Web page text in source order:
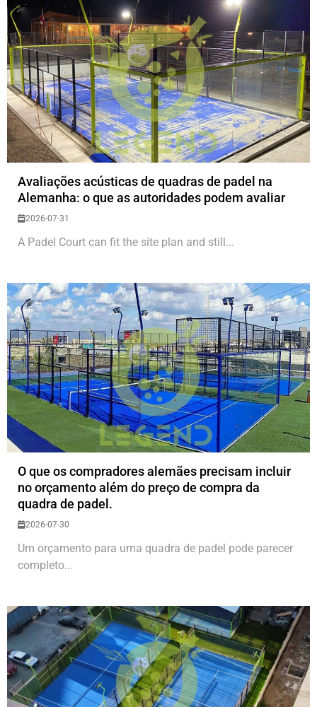
Avaliações acústicas de quadras de padel na
Alemanha: o que as autoridades podem avaliar
2026-07-31
A Padel Court can fit the site plan and still...
O que os compradores alemães precisam incluir
no orçamento além do preço de compra da
quadra de padel.
2026-07-30
Um orçamento para uma quadra de padel pode parecer
completo...